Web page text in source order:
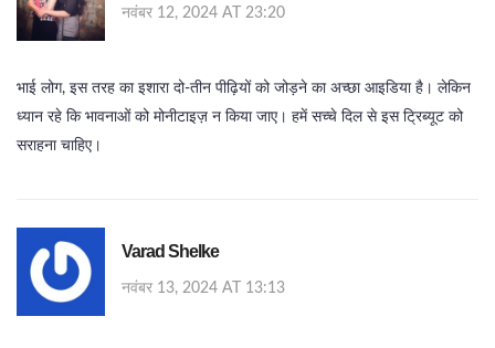
नवंबर 12, 2024 AT 23:20
भाई लोग, इस तरह का इशारा दो‑तीन पीढ़ियों को जोड़ने का अच्छा आइडिया है। लेकिन
ध्यान रहे कि भावनाओं को मोनीटाइज़ न किया जाए। हमें सच्चे दिल से इस ट्रिब्यूट को
सराहना चाहिए।
Varad Shelke
नवंबर 13, 2024 AT 13:13